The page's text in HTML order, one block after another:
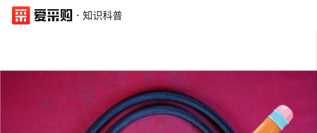
· 知识科普